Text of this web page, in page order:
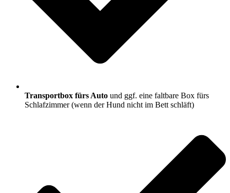
Transportbox fürs Auto und ggf. eine faltbare Box fürs
Schlafzimmer (wenn der Hund nicht im Bett schläft)